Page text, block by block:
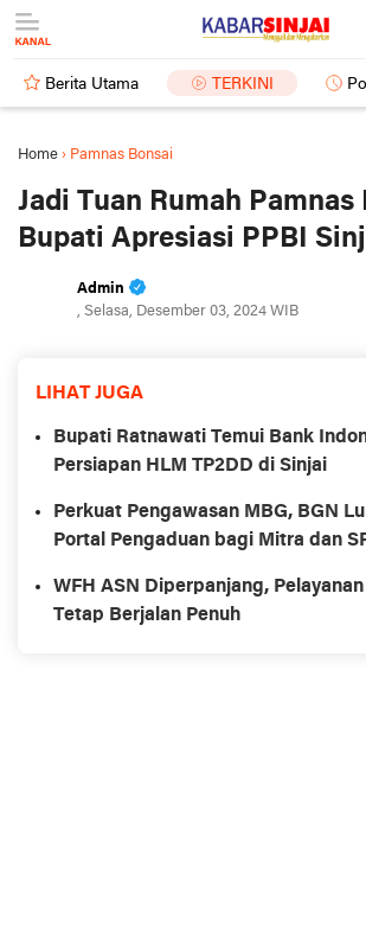
Berita Utama TERKINI
Home › Pamnas Bonsai
Jadi Tuan Rumah Pamnas
Bupati Apresiasi PPBI
Admin
, Selasa, Desember 03, 2024 WIB
LIHAT JUGA
Bupati Ratnawati Temui Bank
Persiapan HLM TP2DD di Sinjai
Perkuat Pengawasan MBG, BGN
Portal Pengaduan bagi Mitra dan
WFH ASN Diperpanjang,
Tetap Berjalan Penuh